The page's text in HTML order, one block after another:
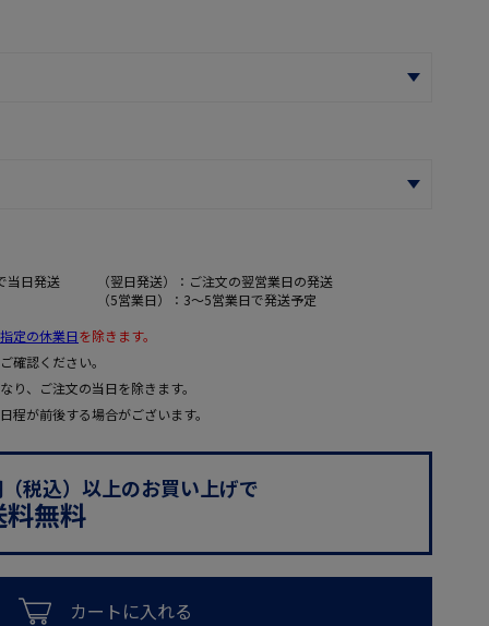
当日発送
（翌日発送）：ご注文の翌営業日の発送
（5営業日）：3～5営業日で発送予定
定の休業日を除きます。
確認ください。
、ご注文の当日を除きます。
が前後する場合がございます。
税込）以上のお買い上げで
無料
カートに入れる